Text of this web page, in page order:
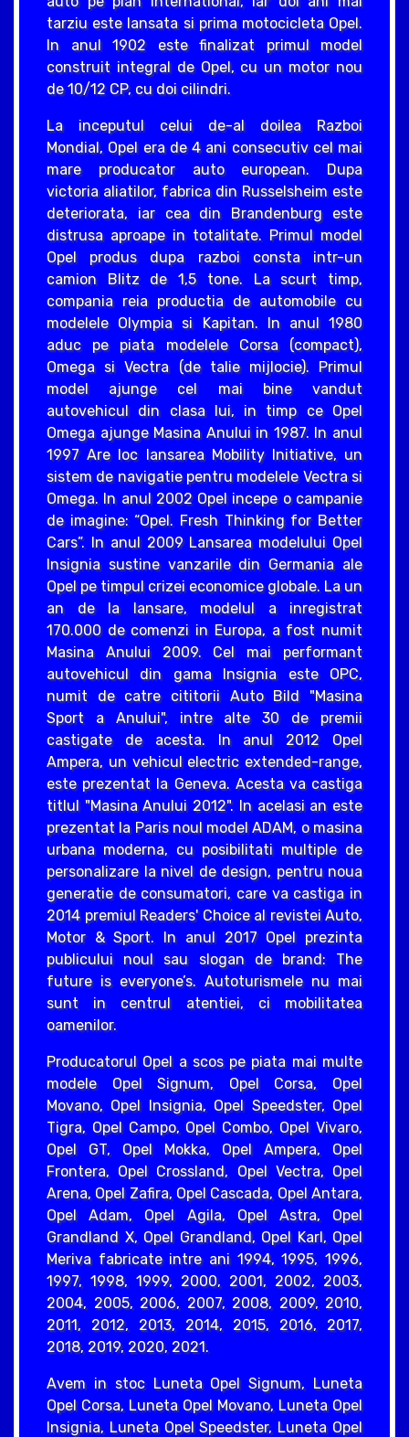
tarziu este lansata si prima motocicleta Opel.
In anul 1902 este finalizat primul model
construit integral de Opel, cu un motor nou
de 10/12 CP, cu doi cilindri.
La inceputul celui de-al doilea Razboi
Mondial, Opel era de 4 ani consecutiv cel mai
mare producator auto european. Dupa
victoria aliatilor, fabrica din Russelsheim este
deteriorata, iar cea din Brandenburg este
distrusa aproape in totalitate. Primul model
Opel produs dupa razboi consta intr-un
camion Blitz de 1,5 tone. La scurt timp,
compania reia productia de automobile cu
modelele Olympia si Kapitan. In anul 1980
aduc pe piata modelele Corsa (compact),
Omega si Vectra (de talie mijlocie). Primul
model ajunge cel mai bine vandut
autovehicul din clasa lui, in timp ce Opel
Omega ajunge Masina Anului in 1987. In anul
1997 Are loc lansarea Mobility Initiative, un
sistem de navigatie pentru modelele Vectra si
Omega. In anul 2002 Opel incepe o campanie
de imagine: “Opel. Fresh Thinking for Better
Cars”. In anul 2009 Lansarea modelului Opel
Insignia sustine vanzarile din Germania ale
Opel pe timpul crizei economice globale. La un
an de la lansare, modelul a inregistrat
170.000 de comenzi in Europa, a fost numit
Masina Anului 2009. Cel mai performant
autovehicul din gama Insignia este OPC,
numit de catre cititorii Auto Bild "Masina
Sport a Anului", intre alte 30 de premii
castigate de acesta. In anul 2012 Opel
Ampera, un vehicul electric extended-range,
este prezentat la Geneva. Acesta va castiga
titlul "Masina Anului 2012". In acelasi an este
prezentat la Paris noul model ADAM, o masina
urbana moderna, cu posibilitati multiple de
personalizare la nivel de design, pentru noua
generatie de consumatori, care va castiga in
2014 premiul Readers' Choice al revistei Auto,
Motor & Sport. In anul 2017 Opel prezinta
publicului noul sau slogan de brand: The
future is everyone’s. Autoturismele nu mai
sunt in centrul atentiei, ci mobilitatea
oamenilor.
Producatorul Opel a scos pe piata mai multe
modele Opel Signum, Opel Corsa, Opel
Movano, Opel Insignia, Opel Speedster, Opel
Tigra, Opel Campo, Opel Combo, Opel Vivaro,
Opel GT, Opel Mokka, Opel Ampera, Opel
Frontera, Opel Crossland, Opel Vectra, Opel
Arena, Opel Zafira, Opel Cascada, Opel Antara,
Opel Adam, Opel Agila, Opel Astra, Opel
Grandland X, Opel Grandland, Opel Karl, Opel
Meriva fabricate intre ani 1994, 1995, 1996,
1997, 1998, 1999, 2000, 2001, 2002, 2003,
2004, 2005, 2006, 2007, 2008, 2009, 2010,
2011, 2012, 2013, 2014, 2015, 2016, 2017,
2018, 2019, 2020, 2021.
Avem in stoc Luneta Opel Signum, Luneta
Opel Corsa, Luneta Opel Movano, Luneta Opel
Insignia, Luneta Opel Speedster, Luneta Opel